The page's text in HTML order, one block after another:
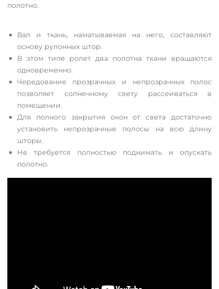
полотно.
Вал и ткань, наматываемая на него, составляют
основу рулонных штор.
В этом типе ролет два полотна ткани вращаются
одновременно.
Чередование прозрачных и непрозрачных полос
позволяет солнечному свету рассеиваться в
помещении.
Для полного закрытия окон от света достаточно
установить непрозрачные полосы на всю длину
шторы.
Не требуется полностью поднимать и опускать
полотно.